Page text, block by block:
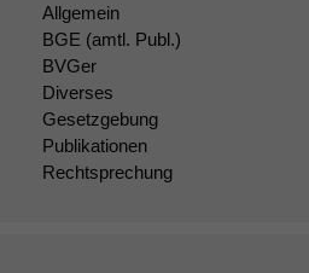
Allgemein
BGE (amtl. Publ.)
BVGer
Diverses
Gesetzgebung
Publikationen
Rechtsprechung